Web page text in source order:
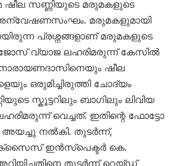
ഷീല സണ്ണിയുടെ മരുമകളുടെ
മരുമകളുമായി
പ്രശ്നങ്ങളാണ് മരുമകളുടെ
‍വ്യാജ ലഹരിമരുന്ന് കേസില്‍
ഷീല
ഒരുമിച്ചിരുത്തി ചോദ്യം
സ്കൂട്ടറിലും ബാഗിലും ലിവിയ
വെച്ചത്. ഇതിന്റെ ഫോട്ടോ
നൽകി. തുടർന്ന്,
ഇൻസ്പെക്ടർ കെ.
തുടർന്ന് റെയ്ഡ്